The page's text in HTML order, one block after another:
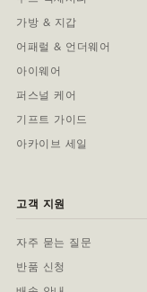
가방 & 지갑
어패럴 & 언더웨어
아이웨어
퍼스널 케어
기프트 가이드
아카이브 세일
고객 지원
자주 묻는 질문
반품 신청